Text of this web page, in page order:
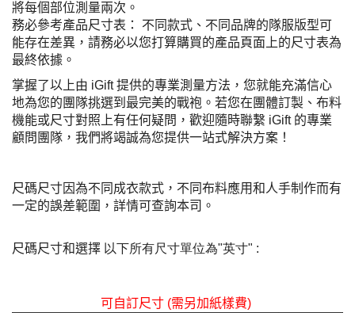
將每個部位測量兩次。
務必參考產品尺寸表： 不同款式、不同品牌的隊服版型可
能存在差異，請務必以您打算購買的產品頁面上的尺寸表為
最終依據。
掌握了以上由 iGift 提供的專業測量方法，您就能充滿信心
地為您的團隊挑選到最完美的戰袍。若您在團體訂製、布料
機能或尺寸對照上有任何疑問，歡迎隨時聯繫 iGift 的專業
顧問團隊，我們將竭誠為您提供一站式解決方案！
尺碼尺寸因為不同成衣款式，不同布料應用和人手制作而有
一定的誤差範圍，詳情可查詢本司。
尺碼尺寸和選擇 以下所有尺寸單位為"英寸" :
可自訂尺寸 (需另加紙樣費)